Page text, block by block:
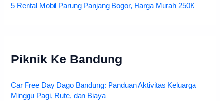
5 Rental Mobil Parung Panjang Bogor, Harga Murah 250K
Piknik Ke Bandung
Car Free Day Dago Bandung: Panduan Aktivitas Keluarga
Minggu Pagi, Rute, dan Biaya